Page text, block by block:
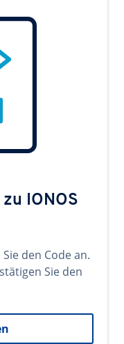
IONOS
den Code an.
Sie den